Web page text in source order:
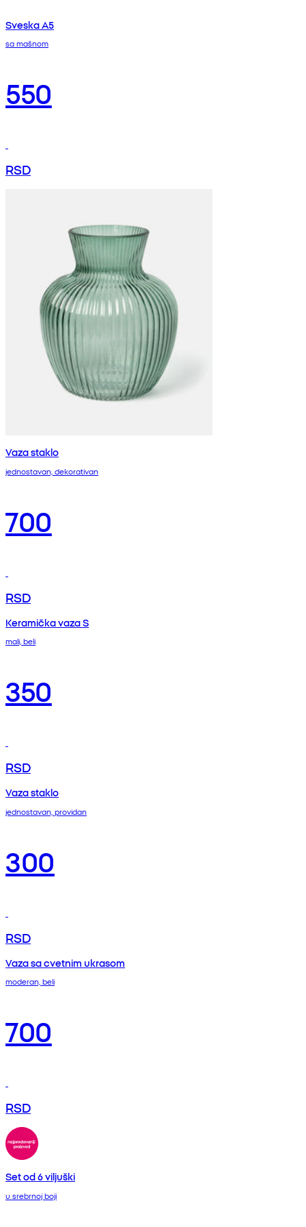
Sveska A5
sa mašnom
550
RSD
Vaza staklo
jednostavan, dekorativan
700
RSD
Keramička vaza S
mali, beli
350
RSD
Vaza staklo
jednostavan, providan
300
RSD
Vaza sa cvetnim ukrasom
moderan, beli
700
RSD
Set od 6 viljuški
u srebrnoj boji